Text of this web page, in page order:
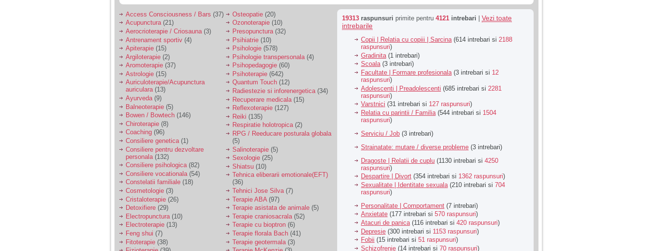
Ma aflu aici pentru ca
vreau sa stiu daca am
nevoie de un psiholog
sau psihiatru.
Sunt casatorita, am
31 de ani si un copil in
varsta de 2 ani care
mi-e lumina ochilor.
De ceva timp simt ca
mi s-a adunat
oboseala, o oboseala
cronica de care nu pot
scapa si simt ca din
cauza ei nu pot
controla nervii si
cateodata are copilul
de suferit.
Am o bariera peste
care nu pot trece:
prietena mea a ramas
insarcinata cu o fata.
Am fost de comun
acord sa facem un
copil, cu gandul ca e
baiat.
Access Consciousness / Bars (37)
Acupunctura(21)
Aerocrioterapie / Criosauna (3)
Antrenament sportiv (4)
Apiterapie (15)
Argiloterapie (2)
Aromoterapie (37)
Astrologie (15)
Auriculoterapie/Acupunctura
auriculara(13)
Ayurveda(9)
Balneoterapie (5)
Bowen / Bowtech (146)
Chiroterapie (8)
Coaching (96)
Consiliere genetica(1)
Consiliere pentru dezvoltare
personala (132)
Consiliere psihologica(82)
Consiliere vocationala (54)
Constelatii familiale (18)
Cosmetologie (3)
Cristaloterapie (26)
Detoxifiere (29)
Electropunctura (10)
Electroterapie (13)
Feng shui (7)
Fitoterapie (38)
Osteopatie (20)
Ozonoterapie (10)
Presopunctura (32)
Psihiatrie (10)
Psihologie (578)
Psihologie transpersonala (4)
Psihopedagogie (60)
Psihoterapie (642)
Quantum Touch (12)
Radiestezie si inforenergetica(34)
Recuperare medicala (15)
Reflexoterapie (127)
Reiki (135)
Respiratie holotropica(2)
RPG / Reeducare posturala globala
(5)
Salinoterapie (5)
Sexologie (25)
Shiatsu (10)
Tehnica eliberarii emotionale(EFT)
(36)
Tehnici Jose Silva(7)
Terapie ABA (97)
Terapie asistata de animale (5)
Terapie craniosacrala (52)
Terapie cu bioptron (6)
Terapie florala Bach (41)
Terapie geotermala (3)
19313 raspunsuri primite pentru 4121 intrebari
Vezi toate
intrebarile
Copii | Relatia cu copiii | Sarcina(614 intrebari si 2188
raspunsuri)
Gradinita (1 intrebari)
Scoala(3 intrebari)
Facultate | Formare profesionala (3 intrebari si 12
raspunsuri)
Adolescenti | Preadolescenti (685 intrebari si 2281
raspunsuri)
Varstnici (31 intrebari si 127 raspunsuri)
Relatia cu parintii / Familia (544 intrebari si 1504
raspunsuri)
Serviciu / Job (3 intrebari)
Strainatate: mutare / diverse probleme (3 intrebari)
Dragoste | Relatii de cuplu (1130 intrebari si 4250
raspunsuri)
Despartire | Divort (354 intrebari si 1362 raspunsuri)
Sexualitate | Identitate sexuala (210 intrebari si 704
raspunsuri)
Personalitate | Comportament (7 intrebari)
Anxietate (177 intrebari si 570 raspunsuri)
Atacuri de panica(116 intrebari si 420 raspunsuri)
Depresie (300 intrebari si 1153 raspunsuri)
Fobii (15 intrebari si 51 raspunsuri)
Schizofrenie (14 intrebari si 70 raspunsuri)